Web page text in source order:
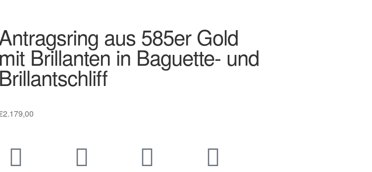
aus 585er Gold
mit Brillanten in Baguette- und
Brillantschliff
2.179,00